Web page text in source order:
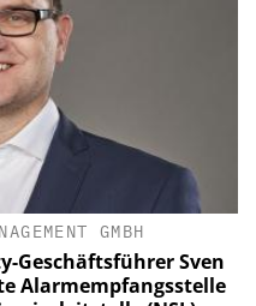
GMBH
Geschäftsführer Sven
Alarmempfangsstelle